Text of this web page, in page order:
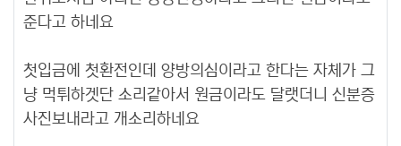
준다고 하네요
첫입금에 첫환전인데 양방의심이라고 한다는 자체가 그
냥 먹튀하겟단 소리같아서 원금이라도 달랫더니 신분증
사진보내라고 개소리하네요